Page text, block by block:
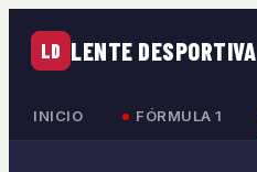
LD LENTE DESPORTIVA
INICIO FÓRMULA 1